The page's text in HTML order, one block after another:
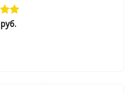
5
руб.